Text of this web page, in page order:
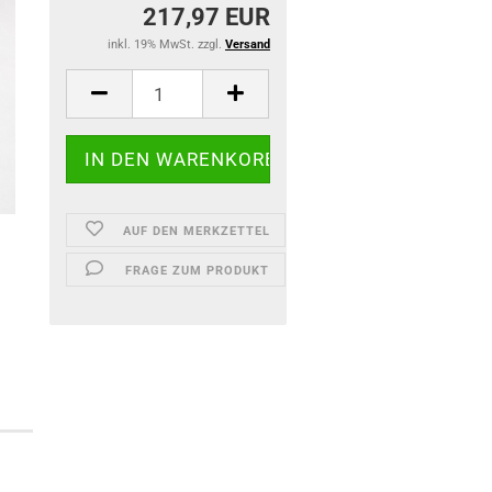
217,97 EUR
inkl. 19% MwSt. zzgl. Versand
AUF DEN MERKZETTEL
FRAGE ZUM PRODUKT